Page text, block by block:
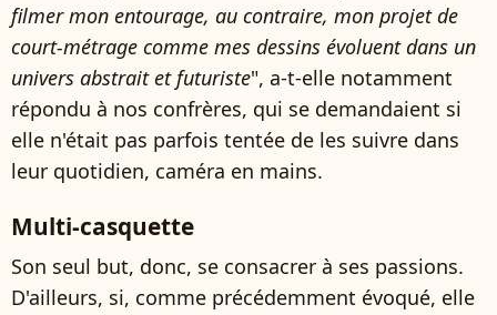
filmer mon entourage, au contraire, mon projet de
court-métrage comme mes dessins évoluent dans un
univers abstrait et futuriste", a-t-elle notamment
répondu à nos confrères, qui se demandaient si
elle n'était pas parfois tentée de les suivre dans
leur quotidien, caméra en mains.
Multi-casquette
Son seul but, donc, se consacrer à ses passions.
D'ailleurs, si, comme précédemment évoqué, elle